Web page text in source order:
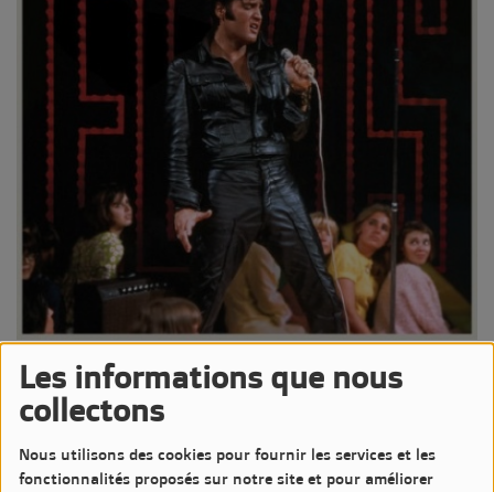
Les informations que nous
collectons
Nous utilisons des cookies pour fournir les services et les
fonctionnalités proposés sur notre site et pour améliorer
17 JUIN 2026 - 520 VUES
Écouter le podcast
Épisode #835 de la chronique Un Jour Un Disque de Jean-Luc
CATURLA